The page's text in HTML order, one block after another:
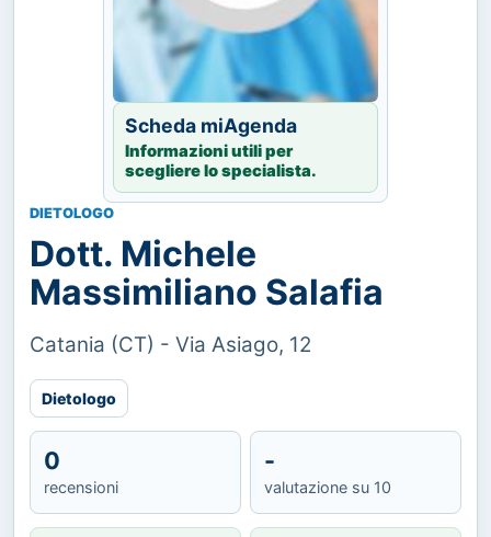
Scheda miAgenda
Informazioni utili per
scegliere lo specialista.
DIETOLOGO
Dott. Michele
Massimiliano Salafia
Catania (CT) - Via Asiago, 12
Dietologo
0
recensioni
-
valutazione su 10